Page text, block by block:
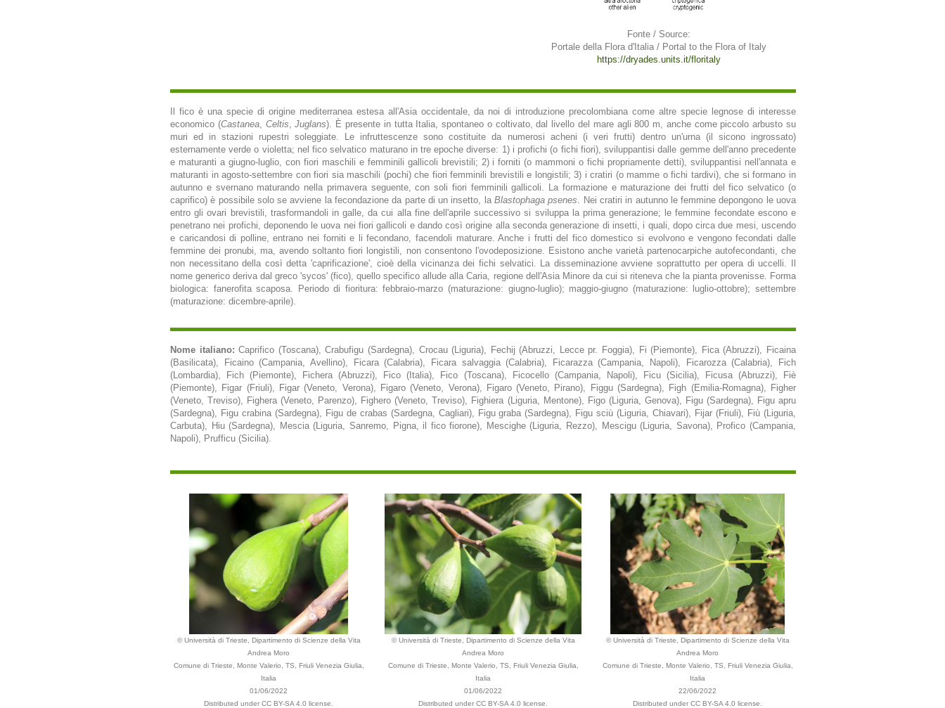
Fonte / Source:
Portale della Flora d'Italia / Portal to the Flora of Italy
https://dryades.units.it/floritaly
Il fico è una specie di origine mediterranea estesa all'Asia occidentale, da noi di introduzione precolombiana come altre specie legnose di interesse
economico (Castanea, Celtis,Juglans). È presente in tutta Italia, spontaneo o coltivato, dal livello del mare agli 800 m, anche come piccolo arbusto su
muri ed in stazioni rupestri soleggiate. Le infruttescenze sono costituite da numerosi acheni (i veri frutti) dentro un'urna (il sicono ingrossato)
esternamente verde o violetta; nel fico selvatico maturano in tre epoche diverse: 1) i profichi (o fichi fiori), sviluppantisi dalle gemme dell'anno precedente
e maturanti a giugno-luglio, con fiori maschili e femminili gallicoli brevistili; 2) i forniti (o mammoni o fichi propriamente detti), sviluppantisi nell'annata e
maturanti in agosto-settembre con fiori sia maschili (pochi) che fiori femminili brevistili e longistili; 3) i cratiri (o mamme o fichi tardivi), che si formano in
autunno e svernano maturando nella primavera seguente, con soli fiori femminili gallicoli. La formazione e maturazione dei frutti del fico selvatico (o
caprifico) è possibile solo se avviene la fecondazione da parte di un insetto, laBlastophaga psenes. Nei cratiri in autunno le femmine depongono le uova
entro gli ovari brevistili, trasformandoli in galle, da cui alla fine dell'aprile successivo si sviluppa la prima generazione; le femmine fecondate escono e
penetrano nei profichi, deponendo le uova nei fiori gallicoli e dando così origine alla seconda generazione di insetti, i quali, dopo circa due mesi, uscendo
e caricandosi di polline, entrano nei forniti e li fecondano, facendoli maturare. Anche i frutti del fico domestico si evolvono e vengono fecondati dalle
femmine dei pronubi, ma, avendo soltanto fiori longistili, non consentono l'ovodeposizione. Esistono anche varietà partenocarpiche autofecondanti, che
non necessitano della così detta 'caprificazione', cioè della vicinanza dei fichi selvatici. La disseminazione avviene soprattutto per opera di uccelli. Il
nome generico deriva dal greco 'sycos' (fico), quello specifico allude alla Caria, regione dell'Asia Minore da cui si riteneva che la pianta provenisse. Forma
biologica: fanerofita scaposa. Periodo di fioritura: febbraio-marzo (maturazione: giugno-luglio); maggio-giugno (maturazione: luglio-ottobre); settembre
(maturazione: dicembre-aprile).
Nome italiano:Caprifico (Toscana), Crabufigu (Sardegna), Crocau (Liguria), Fechij (Abruzzi, Lecce pr. Foggia), Fi (Piemonte), Fica (Abruzzi), Ficaina
(Basilicata), Ficaino (Campania, Avellino), Ficara (Calabria), Ficara salvaggia (Calabria), Ficarazza (Campania, Napoli), Ficarozza (Calabria), Fich
(Lombardia), Fich (Piemonte), Fichera (Abruzzi), Fico (Italia), Fico (Toscana), Ficocello (Campania, Napoli), Ficu (Sicilia), Ficusa (Abruzzi), Fiè
(Piemonte), Figar (Friuli), Figar (Veneto, Verona), Figaro (Veneto, Verona), Figaro (Veneto, Pirano), Figgu (Sardegna), Figh (Emilia-Romagna), Figher
(Veneto, Treviso), Fighera (Veneto, Parenzo), Fighero (Veneto, Treviso), Fighiera (Liguria, Mentone), Figo (Liguria, Genova), Figu (Sardegna), Figu apru
(Sardegna), Figu crabina (Sardegna), Figu de crabas (Sardegna, Cagliari), Figu graba (Sardegna), Figu sciù (Liguria, Chiavari), Fijar (Friuli), Fiù (Liguria,
Carbuta), Hiu (Sardegna), Mescia (Liguria, Sanremo, Pigna, il fico fiorone), Mescighe (Liguria, Rezzo), Mescigu (Liguria, Savona), Profico (Campania,
Napoli), Prufficu (Sicilia).
© Università di Trieste, Dipartimento di Scienze della Vita
Andrea Moro
Comune di Trieste, Monte Valerio, TS, Friuli Venezia Giulia,
Italia
01/06/2022
Distributed under CC BY-SA 4.0 license.
© Università di Trieste, Dipartimento di Scienze della Vita
Andrea Moro
Comune di Trieste, Monte Valerio, TS, Friuli Venezia Giulia,
Italia
01/06/2022
Distributed under CC BY-SA 4.0 license.
© Università di Trieste, Dipartimento di Scienze della Vita
Andrea Moro
Comune di Trieste, Monte Valerio, TS, Friuli Venezia Giulia,
Italia
22/06/2022
Distributed under CC BY-SA 4.0 license.